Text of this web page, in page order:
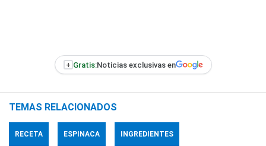
+ Gratis:Noticias exclusivas en
TEMAS RELACIONADOS
RECETA ESPINACA INGREDIENTES